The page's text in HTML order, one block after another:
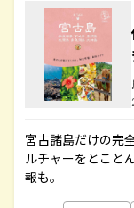
宮古諸島だけの完
ルチャーをとこと
報も。